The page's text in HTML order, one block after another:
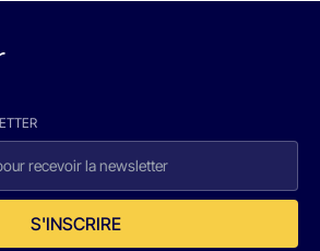
S'INSCRIRE